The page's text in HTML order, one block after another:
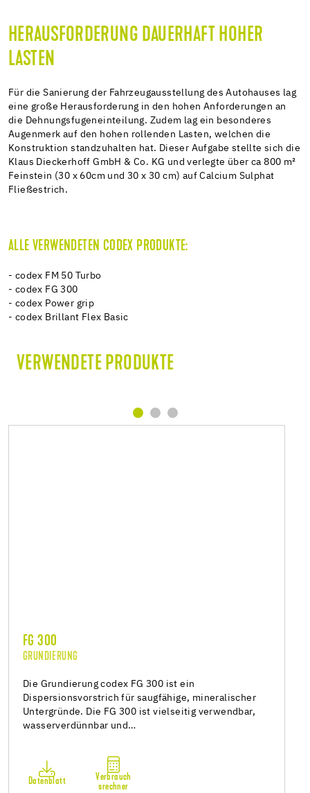
HERAUSFORDERUNG DAUERHAFT HOHER
LASTEN
Für die Sanierung der Fahrzeugausstellung des Autohauses lag
eine große Herausforderung in den hohen Anforderungen an
die Dehnungsfugeneinteilung. Zudem lag ein besonderes
Augenmerk auf den hohen rollenden Lasten, welchen die
Konstruktion standzuhalten hat. Dieser Aufgabe stellte sich die
Klaus Dieckerhoff GmbH & Co. KG und verlegte über ca 800 m²
Feinstein (30 x 60cm und 30 x 30 cm) auf Calcium Sulphat
Fließestrich.
ALLE VERWENDETEN CODEX PRODUKTE:
- codex FM 50 Turbo
- codex FG 300
- codex Power grip
- codex Brillant Flex Basic
VERWENDETE PRODUKTE
FG 300
GRUNDIERUNG
Die Grundierung codex FG 300 ist ein
Dispersionsvorstrich für saugfähige, mineralischer
Untergründe. Die FG 300 ist vielseitig verwendbar,
wasserverdünnbar und…
Datenblatt
Verbrauch
srechner